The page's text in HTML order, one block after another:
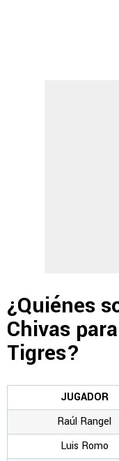
¿Quiénes
Chivas
Tigres?
JUGADOR
Raúl Rangel
Luis Romo